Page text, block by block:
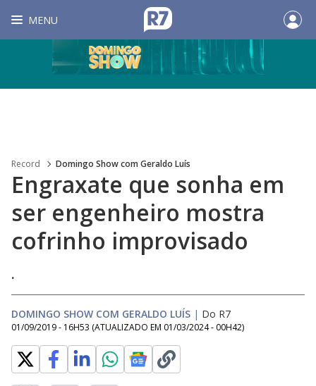
MENU
Record Domingo Show com Geraldo Luís
Engraxate que sonha em
ser engenheiro mostra
cofrinho improvisado
.
DOMINGO SHOW COM GERALDO LUÍS | Do R7
01/09/2019 - 16H53 (ATUALIZADO EM 01/03/2024 - 00H42)